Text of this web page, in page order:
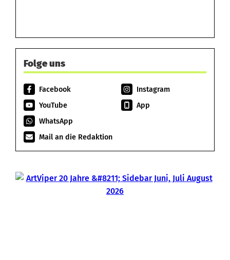
Folge uns
Facebook
Instagram
YouTube
App
WhatsApp
Mail an die Redaktion